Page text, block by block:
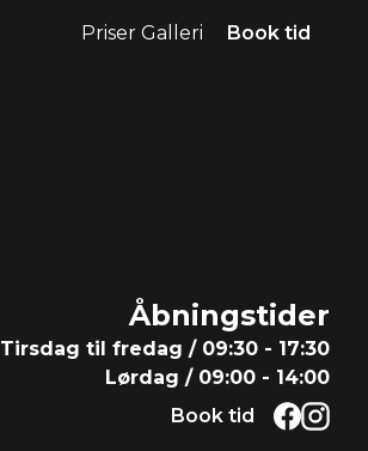
Priser Galleri Book tid
Åbningstider
Tirsdag til fredag / 09:30 - 17:30
Lørdag / 09:00 - 14:00
Book tid